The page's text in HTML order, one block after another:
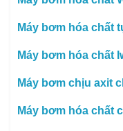
Máy bơm hóa chất
Máy bơm hóa chất
Máy bơm chịu axit
Máy bơm hóa chất